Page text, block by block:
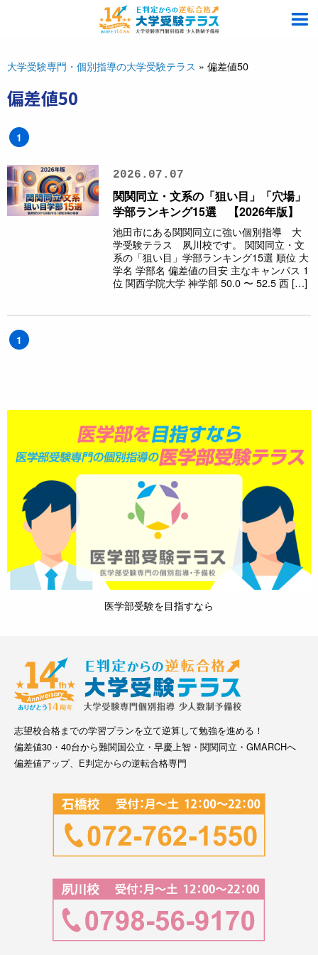
大学受験専門・個別指導の大学受験テラス » 偏差値50
偏差値50
1
2026.07.07
関関同立・文系の「狙い目」「穴場」
学部ランキング15選 【2026年版】
池田市にある関関同立に強い個別指導 大
学受験テラス 夙川校です。 関関同立・文
系の「狙い目」学部ランキング15選 順位 大
学名 学部名 偏差値の目安 主なキャンパス 1
位 関西学院大学 神学部 50.0 〜 52.5 西 […]
1
医学部受験を目指すなら
志望校合格までの学習プランを立て逆算して勉強を進める！
偏差値30・40台から難関国公立・早慶上智・関関同立・GMARCHへ
偏差値アップ、E判定からの逆転合格専門